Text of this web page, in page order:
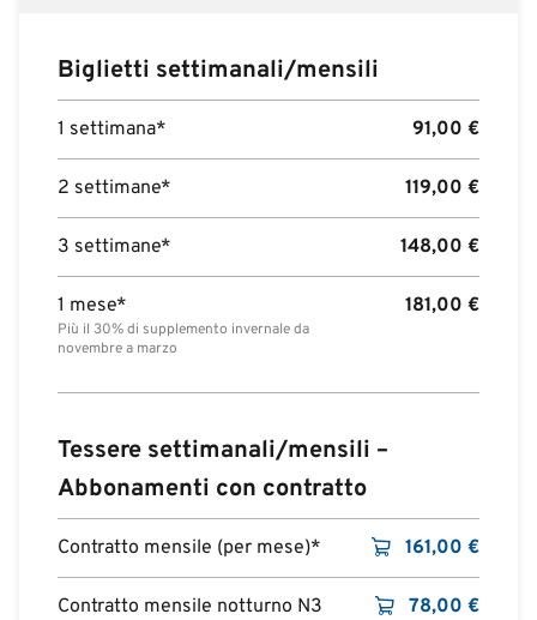
Biglietti settimanali/mensili
1 settimana* 91,00 €
2 settimane* 119,00 €
3 settimane* 148,00 €
1 mese*
Più il 30% di supplemento invernale da
novembre a marzo
181,00 €
Tessere settimanali/mensili –
Abbonamenti con contratto
Contratto mensile (per mese)* 161,00 €
Contratto mensile notturno N3
78,00 €